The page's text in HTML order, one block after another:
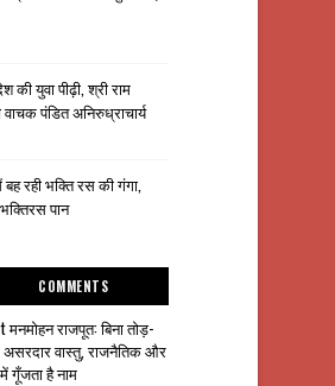
की युवा पीढ़ी, श्री राम
पंडित अनिरुध्राचार्य
रही भक्ति रस की गंगा,
पान
COMMENTS
मनमोहन राजपूत: बिना तोड़-
वास्तु, राजनैतिक और
गूँजता है नाम